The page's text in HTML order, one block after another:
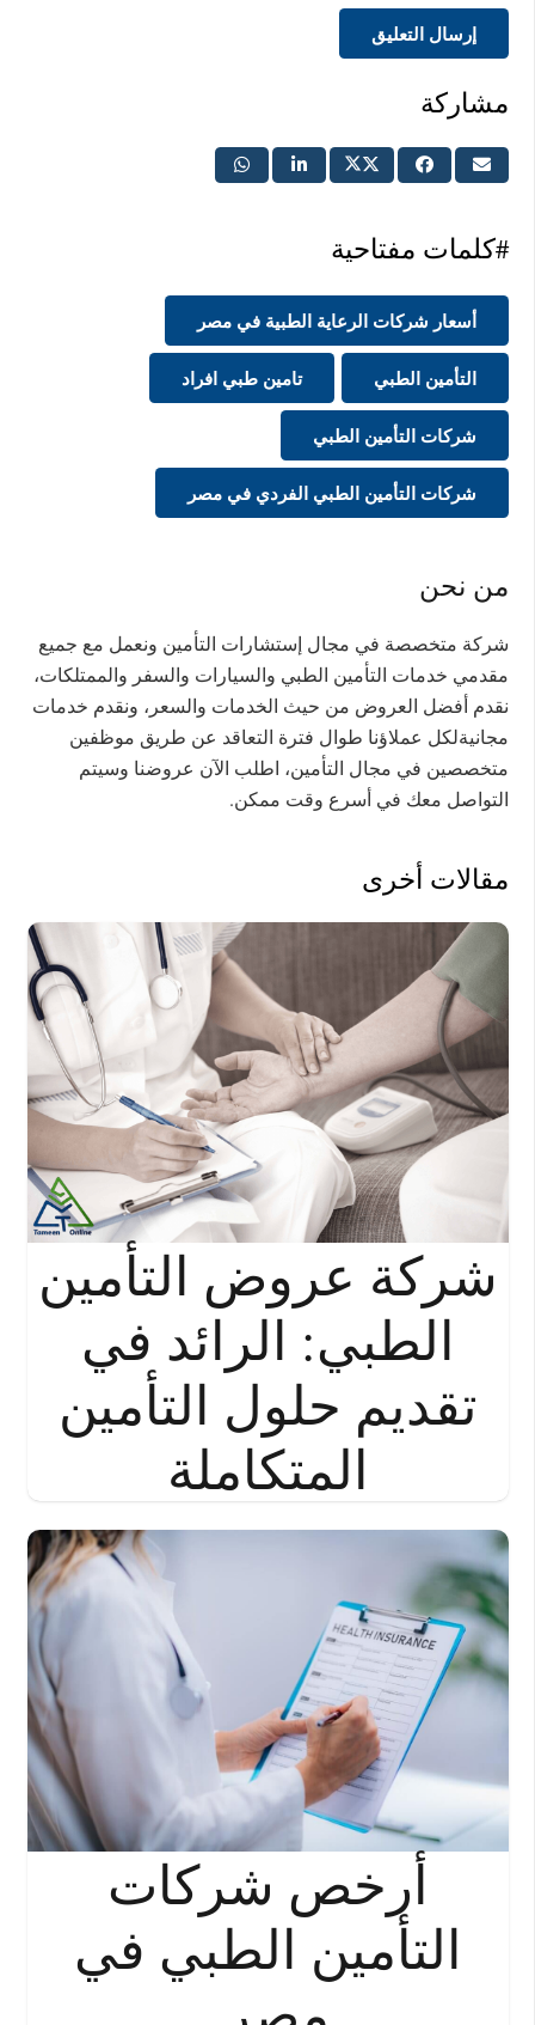
إرسال التعليق
مشاركة
#كلمات مفتاحية
أسعار شركات الرعاية الطبية في مصر
التأمين الطبي تامين طبي افراد
شركات التأمين الطبي
شركات التأمين الطبي الفردي في مصر
من نحن
شركة متخصصة في مجال إستشارات التأمين ونعمل مع جميع
مقدمي خدمات التأمين الطبي والسيارات والسفر والممتلكات،
نقدم أفضل العروض من حيث الخدمات والسعر، ونقدم خدمات
مجانيةلكل عملاؤنا طوال فترة التعاقد عن طريق موظفين
متخصصين في مجال التأمين، اطلب الآن عروضنا وسيتم
التواصل معك في أسرع وقت ممكن.
مقالات أخرى
شركة عروض التأمين
الطبي: الرائد في
تقديم حلول التأمين
المتكاملة
أرخص شركات
التأمين الطبي في